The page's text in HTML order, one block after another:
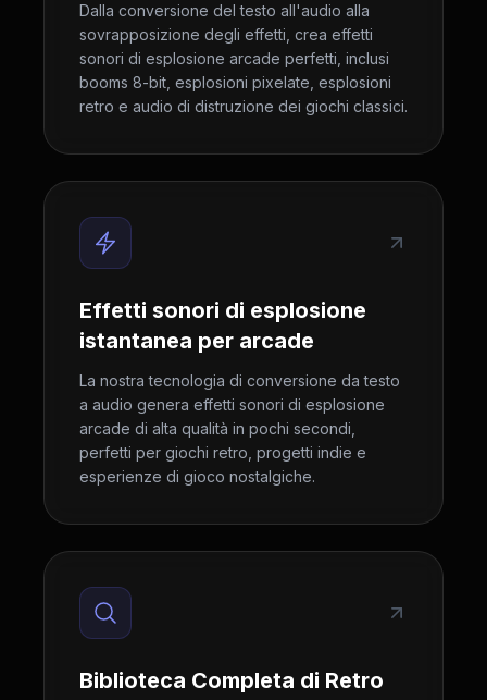
Dalla conversione del testo all'audio alla
sovrapposizione degli effetti, crea effetti
sonori di esplosione arcade perfetti, inclusi
booms 8-bit, esplosioni pixelate, esplosioni
retro e audio di distruzione dei giochi classici.
Effetti sonori di esplosione
istantanea per arcade
La nostra tecnologia di conversione da testo
a audio genera effetti sonori di esplosione
arcade di alta qualità in pochi secondi,
perfetti per giochi retro, progetti indie e
esperienze di gioco nostalgiche.
Biblioteca Completa di Retro